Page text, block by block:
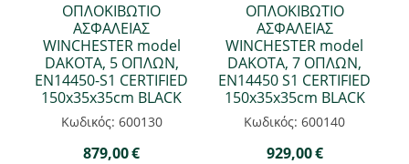
ΟΠΛΟΚΙΒΩΤΙΟ
ΑΣΦΑΛΕΙΑΣ
WINCHESTER model
DAKOTA, 5 ΟΠΛΩΝ,
EN14450-S1 CERTIFIED
150x35x35cm BLACK
Κωδικός: 600130
879,00€
ΟΠΛΟΚΙΒΩΤΙΟ
ΑΣΦΑΛΕΙΑΣ
WINCHESTER model
DAKOTA, 7 ΟΠΛΩΝ,
EN14450 S1 CERTIFIED
150x35x35cm BLACK
Κωδικός: 600140
929,00€